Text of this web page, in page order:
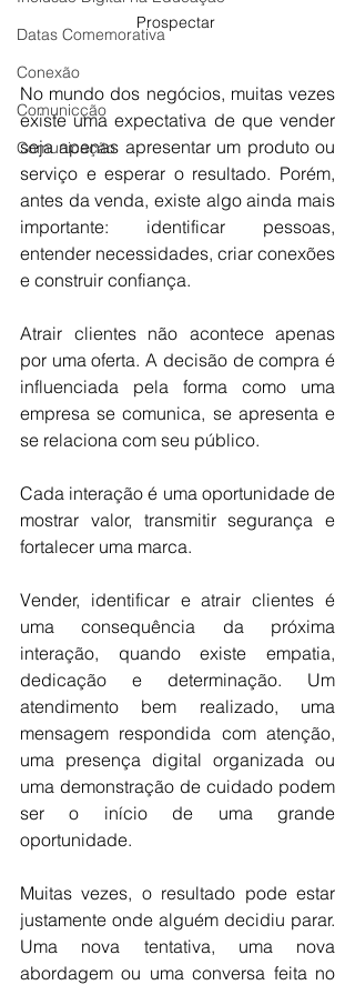
Datas Comemorativa
Conexão
Comunicção
Comunicação
Prospectar
No mundo dos negócios, muitas vezes
existe uma expectativa de que vender
seja apenas apresentar um produto ou
serviço e esperar o resultado. Porém,
antes da venda, existe algo ainda mais
importante: identificar pessoas,
entender necessidades, criar conexões
e construir confiança.
Atrair clientes não acontece apenas
por uma oferta. A decisão de compra é
influenciada pela forma como uma
empresa se comunica, se apresenta e
se relaciona com seu público.
Cada interação é uma oportunidade de
mostrar valor, transmitir segurança e
fortalecer uma marca.
Vender, identificar e atrair clientes é
uma consequência da próxima
interação, quando existe empatia,
dedicação e determinação. Um
atendimento bem realizado, uma
mensagem respondida com atenção,
uma presença digital organizada ou
uma demonstração de cuidado podem
ser o início de uma grande
oportunidade.
Muitas vezes, o resultado pode estar
justamente onde alguém decidiu parar.
Uma nova tentativa, uma nova
abordagem ou uma conversa feita no